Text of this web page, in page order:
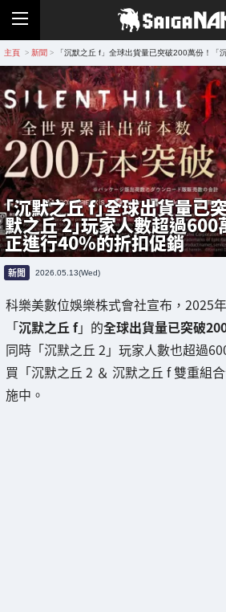
主頁 > 新聞 > 「沉默之丘 f」全球出貨量已突破200萬份！
「沉默之丘 f」全球出貨量已
默之丘 2」玩家人數超過600
正進行40%的折扣促銷
新聞 2026.05.13(Wed)
科樂美數位娛樂株式會社宣布，2025
「沉默之丘 f」的全球出貨量已突破
同時「沉默之丘 2」玩家人數也超過
買「沉默之丘 2 ＆ 沉默之丘 f 雙重組
施中。